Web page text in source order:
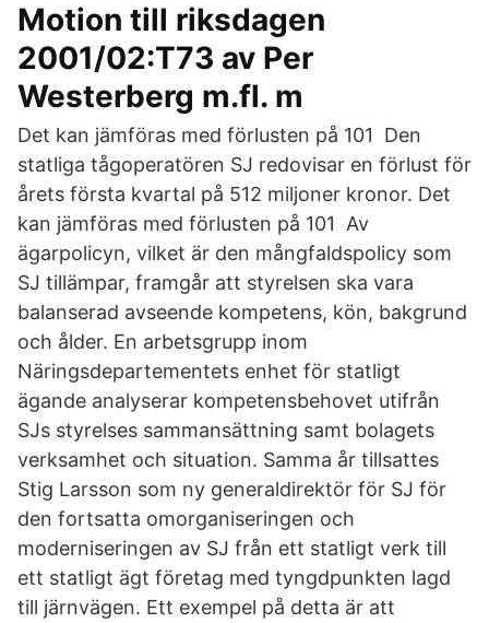
Motion till riksdagen
2001/02:T73 av Per
Westerberg m.fl. m
Det kan jämföras med förlusten på 101 Den
statliga tågoperatören SJ redovisar en förlust för
årets första kvartal på 512 miljoner kronor. Det
kan jämföras med förlusten på 101 Av
ägarpolicyn, vilket är den mångfaldspolicy som
SJ tillämpar, framgår att styrelsen ska vara
balanserad avseende kompetens, kön, bakgrund
och ålder. En arbetsgrupp inom
Näringsdepartementets enhet för statligt
ägande analyserar kompetensbehovet utifrån
SJs styrelses sammansättning samt bolagets
verksamhet och situation. Samma år tillsattes
Stig Larsson som ny generaldirektör för SJ för
den fortsatta omorganiseringen och
moderniseringen av SJ från ett statligt verk till
ett statligt ägt företag med tyngdpunkten lagd
till järnvägen. Ett exempel på detta är att